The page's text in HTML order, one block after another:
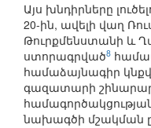
Այս խնդիրները
20-ին, ավելի վաղ
Թուրքմենստանի և
ստորագրված8
համաձայնագիր
գազատարի
նախագծի մշակման